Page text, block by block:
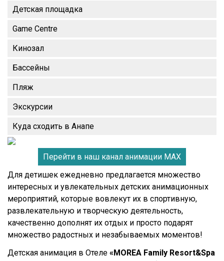
Детская площадка
Game Centre
Кинозал
Бассейны
Пляж
Экскурсии
Куда сходить в Анапе
Перейти в наш канал анимации МАХ
Для детишек ежедневно предлагается множество
интересных и увлекательных детских анимационных
мероприятий, которые вовлекут их в спортивную,
развлекательную и творческую деятельность,
качественно дополнят их отдых и просто подарят
множество радостных и незабываемых моментов!
Детская анимация в Отеле «MOREA Family Resort&Spa